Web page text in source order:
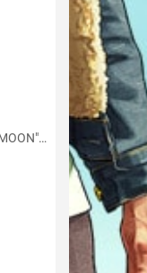
GTA RP : ? OUVERTURE DU SERVEUR RP "FIVEMOON"  ACCÈS LIBRE ?